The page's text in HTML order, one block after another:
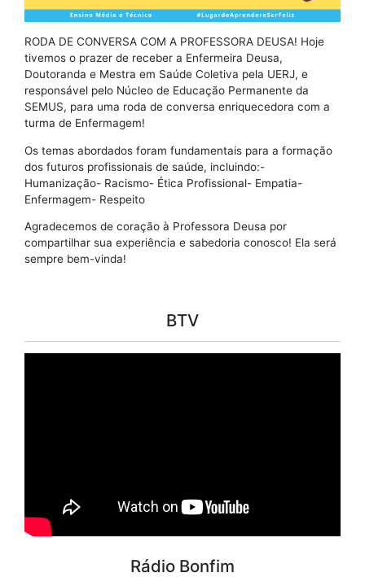
RODA DE CONVERSA COM A PROFESSORA DEUSA! Hoje
tivemos o prazer de receber a Enfermeira Deusa,
Doutoranda e Mestra em Saúde Coletiva pela UERJ, e
responsável pelo Núcleo de Educação Permanente da
SEMUS, para uma roda de conversa enriquecedora com a
turma de Enfermagem!
Os temas abordados foram fundamentais para a formação
dos futuros profissionais de saúde, incluindo:-
Humanização- Racismo- Ética Profissional- ⁠Empatia-
⁠Enfermagem- ⁠Respeito
Agradecemos de coração à Professora Deusa por
compartilhar sua experiência e sabedoria conosco! Ela será
sempre bem-vinda!
BTV
Rádio Bonfim